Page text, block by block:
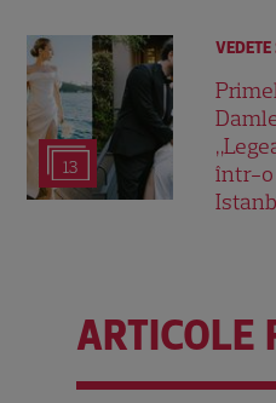
13
într-o
ARTICOLE